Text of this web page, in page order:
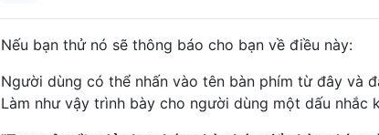
Nếu bạn thử nó sẽ thông báo cho bạn về điều này:
Người dùng có thể nhấn vào tên bàn phím từ đây và
Làm như vậy trình bày cho người dùng một dấu nhắc